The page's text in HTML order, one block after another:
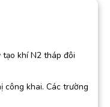
khí N2 tháp đôi
công khai. Các trường